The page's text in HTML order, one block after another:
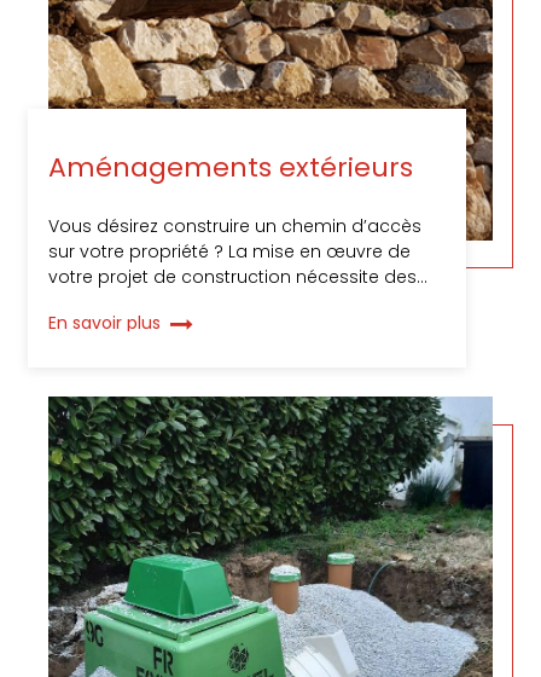
Aménagements extérieurs
Vous désirez construire un chemin d’accès
sur votre propriété ? La mise en œuvre de
votre projet de construction nécessite des…
En savoir plus